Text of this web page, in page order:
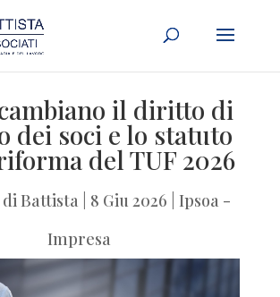
il diritto di
dei soci e lo statuto
del TUF 2026
Battista 8 Giu 2026 Ipsoa -
Impresa